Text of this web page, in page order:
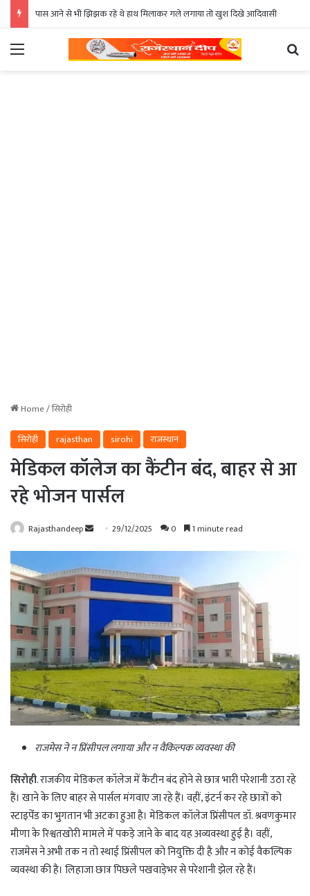
पास आने से भी झिझक रहे थे हाथ मिलाकर गले लगाया तो खुश दिखे आदिवासी
Menu
Home/सिरोही
सिरोही
rajasthan sirohi राजस्थान
मेडिकल कॉलेज का कैंटीन बंद, बाहर से आ
रहे भोजन पार्सल
Rajasthandeep
Send 29/12/2025 0 1 minute read
राजमेस ने न प्रिंसीपल लगाया और न वैकिल्पक व्यवस्था की
सिरोही. राजकीय मेडिकल कॉलेज में कैंटीन बंद होने से छात्र भारी परेशानी उठा रहे
हैं। खाने के लिए बाहर से पार्सल मंगवाए जा रहे हैं। वहीं, इंटर्न कर रहे छात्रों को
स्टाइपेंंड का भुगतान भी अटका हुआ है। मेडिकल कॉलेज प्रिंसीपल डॉ. श्रवणकुमार
मीणा के रिश्वतखोरी मामले में पकड़े जाने के बाद यह अव्यवस्था हुई है। वहीं,
राजमेस ने अभी तक न तो स्थाई प्रिंसीपल को नियुक्ति दी है और न कोई वैकल्पिक
व्यवस्था की है। लिहाजा छात्र पिछले पखवाड़ेभर से परेशानी झेल रहे हैं।